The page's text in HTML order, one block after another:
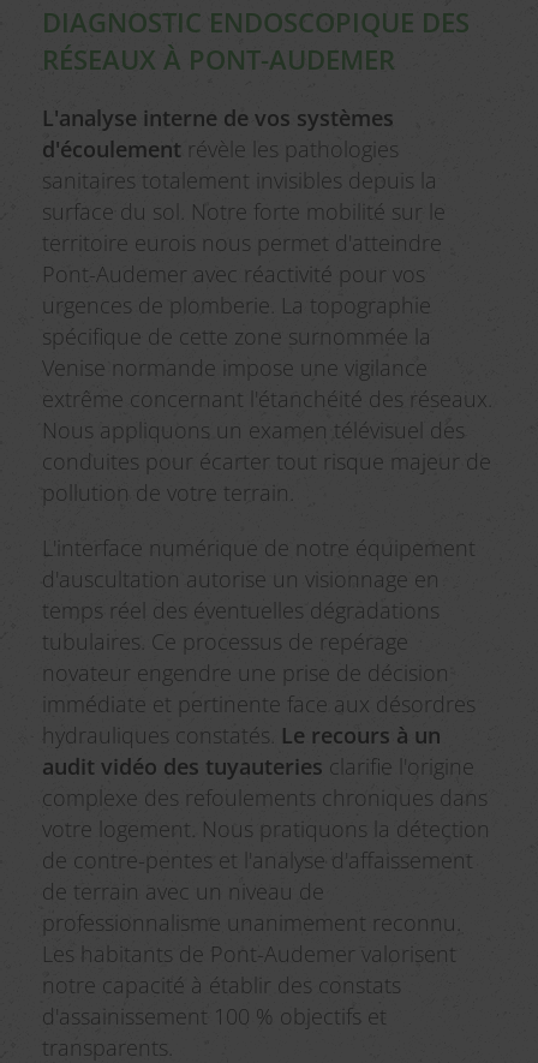
DIAGNOSTIC ENDOSCOPIQUE DES
RÉSEAUX À PONT-AUDEMER
L'analyse interne de vos systèmes
d'écoulement révèle les pathologies
sanitaires totalement invisibles depuis la
surface du sol. Notre forte mobilité sur le
territoire eurois nous permet d'atteindre
Pont-Audemer avec réactivité pour vos
urgences de plomberie. La topographie
spécifique de cette zone surnommée la
Venise normande impose une vigilance
extrême concernant l'étanchéité des réseaux.
Nous appliquons un examen télévisuel des
conduites pour écarter tout risque majeur de
pollution de votre terrain.
L'interface numérique de notre équipement
d'auscultation autorise un visionnage en
temps réel des éventuelles dégradations
tubulaires. Ce processus de repérage
novateur engendre une prise de décision
immédiate et pertinente face aux désordres
hydrauliques constatés. Le recours à un
audit vidéo des tuyauteries clarifie l'origine
complexe des refoulements chroniques dans
votre logement. Nous pratiquons la détection
de contre-pentes et l'analyse d'affaissement
de terrain avec un niveau de
professionnalisme unanimement reconnu.
Les habitants de Pont-Audemer valorisent
notre capacité à établir des constats
d'assainissement 100 % objectifs et
transparents.